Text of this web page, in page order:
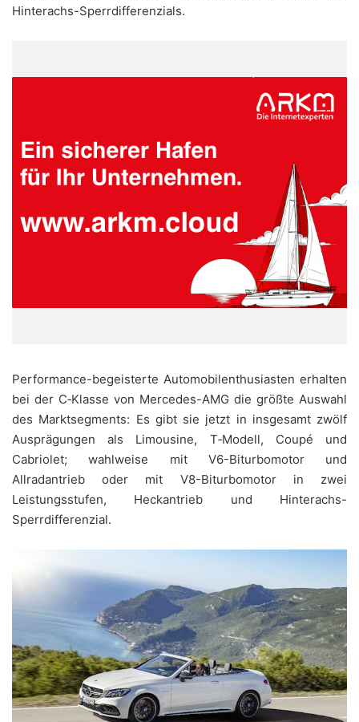
Hinterachs-Sperrdifferenzials.
Performance-begeisterte Automobilenthusiasten erhalten
bei der C‑Klasse von Mercedes-AMG die größte Auswahl
des Marktsegments: Es gibt sie jetzt in insgesamt zwölf
Ausprägungen als Limousine, T‑Modell, Coupé und
Cabriolet; wahlweise mit V6-Biturbomotor und
Allradantrieb oder mit V8-Biturbomotor in zwei
Leistungsstufen, Heckantrieb und Hinterachs-
Sperrdifferenzial.